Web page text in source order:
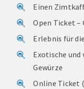
Einen
Open Ticket –
Erlebnis für
Exotische
Gewürze
Online Ticket